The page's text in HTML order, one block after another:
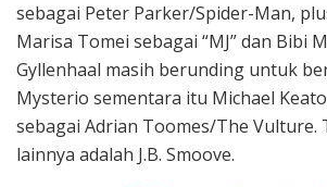
sebagai Peter Parker/Spider-Man,
Marisa Tomei sebagai “MJ” dan Bibi
Gyllenhaal masih berunding untuk
Mysterio sementara itu Michael
sebagai Adrian Toomes/The Vulture.
lainnya adalah J.B. Smoove.